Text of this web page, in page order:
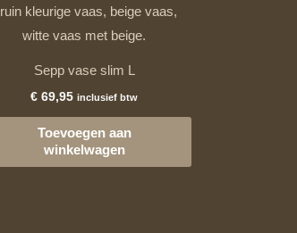
Sepp vase slim L
€ 69,95 inclusief btw
Toevoegen aan
winkelwagen